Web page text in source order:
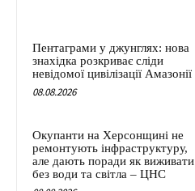
Пентаграми у джунглях: нова
знахідка розкриває сліди
невідомої цивілізації Амазонії
08.08.2026
Окупанти на Херсонщині не
ремонтують інфраструктуру,
але дають поради як виживати
без води та світла – ЦНС